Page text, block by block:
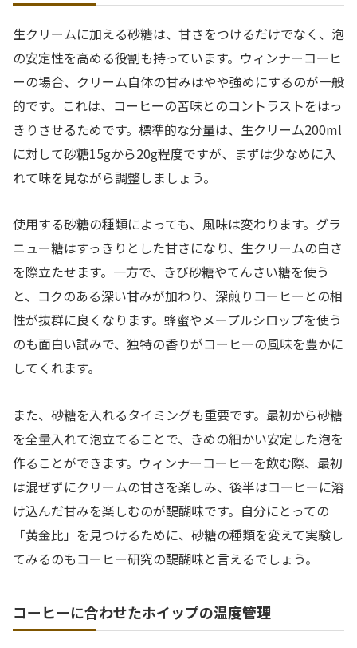
生クリームに加える砂糖は、甘さをつけるだけでなく、泡
の安定性を高める役割も持っています。ウィンナーコーヒ
ーの場合、クリーム自体の甘みはやや強めにするのが一般
的です。これは、コーヒーの苦味とのコントラストをはっ
きりさせるためです。標準的な分量は、生クリーム200ml
に対して砂糖15gから20g程度ですが、まずは少なめに入
れて味を見ながら調整しましょう。
使用する砂糖の種類によっても、風味は変わります。グラ
ニュー糖はすっきりとした甘さになり、生クリームの白さ
を際立たせます。一方で、きび砂糖やてんさい糖を使う
と、コクのある深い甘みが加わり、深煎りコーヒーとの相
性が抜群に良くなります。蜂蜜やメープルシロップを使う
のも面白い試みで、独特の香りがコーヒーの風味を豊かに
してくれます。
また、砂糖を入れるタイミングも重要です。最初から砂糖
を全量入れて泡立てることで、きめの細かい安定した泡を
作ることができます。ウィンナーコーヒーを飲む際、最初
は混ぜずにクリームの甘さを楽しみ、後半はコーヒーに溶
け込んだ甘みを楽しむのが醍醐味です。自分にとっての
「黄金比」を見つけるために、砂糖の種類を変えて実験し
てみるのもコーヒー研究の醍醐味と言えるでしょう。
コーヒーに合わせたホイップの温度管理